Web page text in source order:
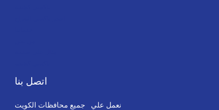
اتصل بنا
نعمل علي جميع محافظات الكويت